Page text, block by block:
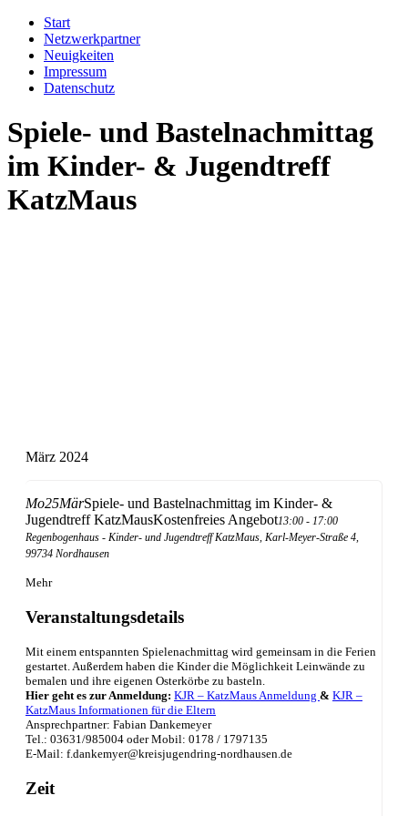
Start
Netzwerkpartner
Neuigkeiten
Impressum
Datenschutz
Spiele- und Bastelnachmittag
im Kinder- & Jugendtreff
KatzMaus
März 2024
Mo25MärSpiele- und Bastelnachmittag im Kinder- &
Jugendtreff KatzMausKostenfreies Angebot13:00 - 17:00
Regenbogenhaus - Kinder- und Jugendtreff KatzMaus, Karl-Meyer-Straße 4,
99734 Nordhausen
Mehr
Veranstaltungsdetails
Mit einem entspannten Spielenachmittag wird gemeinsam in die Ferien
gestartet. Außerdem haben die Kinder die Möglichkeit Leinwände zu
bemalen und ihre eigenen Osterkörbe zu basteln.
Hier geht es zur Anmeldung: KJR – KatzMaus Anmeldung & KJR –
KatzMaus Informationen für die Eltern
Ansprechpartner: Fabian Dankemeyer
Tel.: 03631/985004 oder Mobil: 0178 / 1797135
E-Mail: f.dankemyer@kreisjugendring-nordhausen.de
Zeit